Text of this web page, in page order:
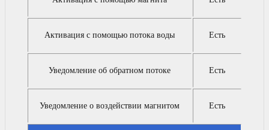
Активация с помощью потока воды Есть
Уведомление об обратном потоке Есть
Уведомление о воздействии магнитом Есть